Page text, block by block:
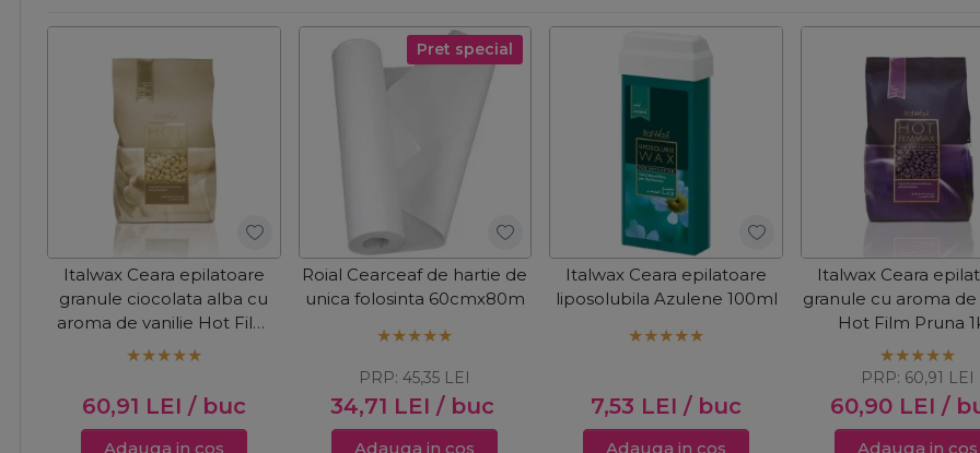
Italwax Ceara epilatoare
granule ciocolata alba cu
aroma de vanilie Hot Film
Ciocolata Alba 1kg
60,91 LEI / buc
Adauga in cos
Pret special
Roial Cearceaf de hartie de
unica folosinta 60cmx80m
34,71 LEI / buc
PRP:45,35 LEI
Adauga in cos
Italwax Ceara epilatoare
liposolubila Azulene 100ml
7,53 LEI / buc
Adauga in cos
Italwax Ceara
granule cu aroma
Hot Film Pruna
60,90 LEI /
PRP: 60,91 LEI
Adauga in cos